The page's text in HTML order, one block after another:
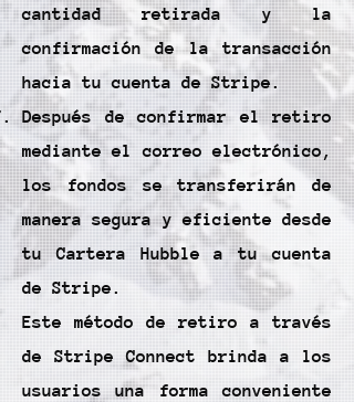
cantidad retirada y la
confirmación de la transacción
hacia tu cuenta de Stripe.
Después de confirmar el retiro
mediante el correo electrónico,
los fondos se transferirán de
manera segura y eficiente desde
tu Cartera Hubble a tu cuenta
de Stripe.
Este método de retiro a través
de Stripe Connect brinda a los
usuarios una forma conveniente